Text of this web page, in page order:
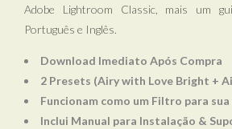
Adobe Lightroom Classic, mais um
Português e Inglês.
Download Imediato Após Compra
2 Presets (Airy with Love Bright +
Funcionam como um Filtro para
Inclui Manual para Instalação &